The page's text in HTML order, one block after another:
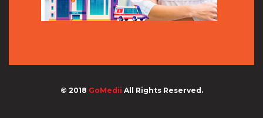
© 2018 GoMedii All Rights Reserved.